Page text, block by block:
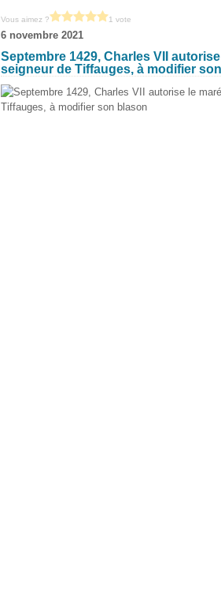
Vous aimez ? 1 vote
6 novembre 2021
Septembre 1429, Charles VII
seigneur de Tiffauges, à modifier